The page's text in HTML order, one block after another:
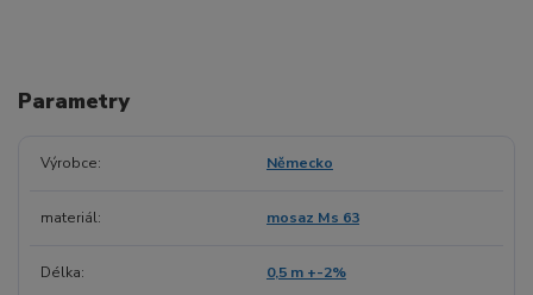
Parametry
Výrobce Německo
materiál mosaz Ms 63
Délka 0,5 m +-2%